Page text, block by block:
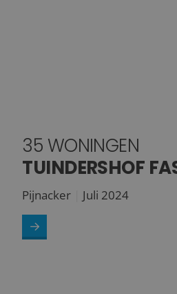
35 WONINGEN
TUINDERSHOF
Pijnacker Juli 2024